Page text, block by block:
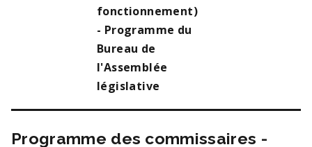
fonctionnement)
- Programme du
Bureau de
l'Assemblée
législative
Programme des commissaires -